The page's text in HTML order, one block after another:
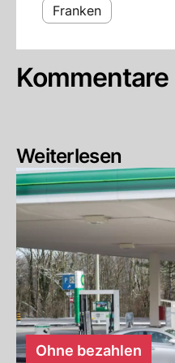
Franken
Kommentare
Weiterlesen
Ohne bezahlen